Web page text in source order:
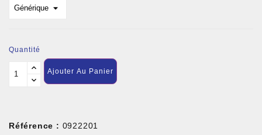
Quantité
Ajouter Au Panier
Référence : 0922201